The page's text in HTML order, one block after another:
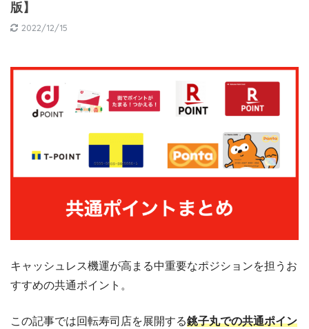
版】
2022/12/15
キャッシュレス機運が高まる中重要なポジションを担うお
すすめの共通ポイント。
この記事では回転寿司店を展開する銚子丸での共通ポイン